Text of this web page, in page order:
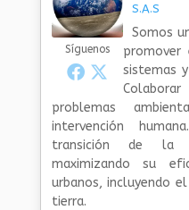
Síguenos
S.A.S
Somos
promover
sistemas
problemas
intervención
transición de la
maximizando su
urbanos, incluyendo
tierra.